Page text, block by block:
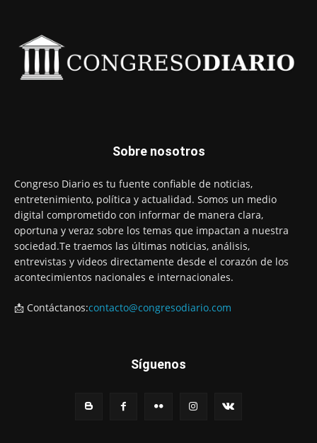
Sobre nosotros
Congreso Diario es tu fuente confiable de noticias,
entretenimiento, política y actualidad. Somos un medio
digital comprometido con informar de manera clara,
oportuna y veraz sobre los temas que impactan a nuestra
sociedad.Te traemos las últimas noticias, análisis,
entrevistas y videos directamente desde el corazón de los
acontecimientos nacionales e internacionales.
📩 Contáctanos:contacto@congresodiario.com
Síguenos